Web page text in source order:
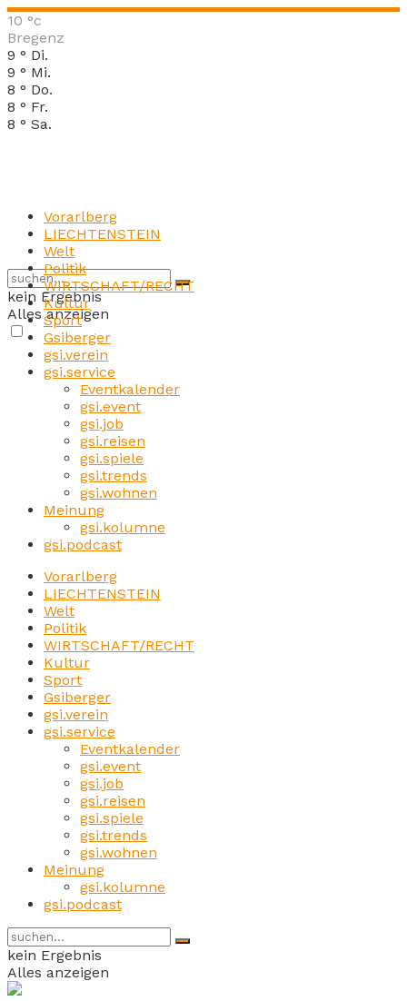
10 °c
Bregenz
9 ° Di.
9 ° Mi.
8 ° Do.
8 ° Fr.
8 ° Sa.
kein Ergebnis
Alles anzeigen
Vorarlberg
LIECHTENSTEIN
Welt
Politik
WIRTSCHAFT/RECHT
Kultur
Sport
Gsiberger
gsi.verein
gsi.service
Eventkalender
gsi.event
gsi.job
gsi.reisen
gsi.spiele
gsi.trends
gsi.wohnen
Meinung
gsi.kolumne
gsi.podcast
Vorarlberg
LIECHTENSTEIN
Welt
Politik
WIRTSCHAFT/RECHT
Kultur
Sport
Gsiberger
gsi.verein
gsi.service
Eventkalender
gsi.event
gsi.job
gsi.reisen
gsi.spiele
gsi.trends
gsi.wohnen
Meinung
gsi.kolumne
gsi.podcast
kein Ergebnis
Alles anzeigen